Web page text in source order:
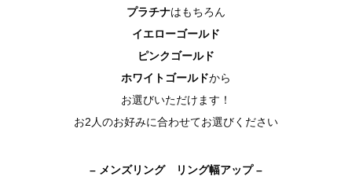
プラチナはもちろん
イエローゴールド
ピンクゴールド
ホワイトゴールドから
お選びいただけます！
お2人のお好みに合わせてお選びください
– メンズリング リング幅アップ –